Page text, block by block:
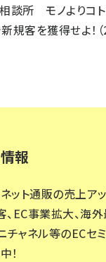
談所 モノよりコ
規客を獲得せよ！
報
ット通販の売上ア
、EC事業拡大、海
チャネル等のECセ
！